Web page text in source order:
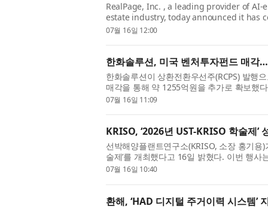
RealPage, Inc. , a leading provider of
estate industry, today announced it has
estate data intelligence company...
07월 16일 12:00
한화솔루션, 미국 벤처투자펀드 매각
한화솔루션이 상환전환우선주(RCPS) 발행
매각을 통해 약 1255억원을 추가로 확보했
신용평가사들은 이를 반영해 올해 6...
07월 16일 11:09
KRISO, ‘2026년 UST-KRISO 학술제
선박해양플랜트연구소(KRISO, 소장 홍기용
술제’를 개최했다고 16일 밝혔다. 이번 행
박해양공학 전공 희망자 등이 참여해...
07월 16일 10:40
환해, ‘HAD 디지털 주거이력 시스템’